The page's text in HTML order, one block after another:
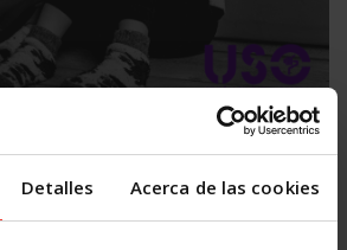
Detalles Acerca de las cookies